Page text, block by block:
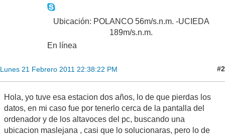
Ubicación: POLANCO 56m/s.n.m. -UCIEDA
189m/s.n.m.
En línea
Lunes 21 Febrero 2011 22:38:22 PM #2
Hola, yo tuve esa estacion dos años, lo de que pierdas los
datos, en mi caso fue por tenerlo cerca de la pantalla del
ordenador y de los altavoces del pc, buscando una
ubicacion maslejana , casi que lo solucionaras, pero lo de